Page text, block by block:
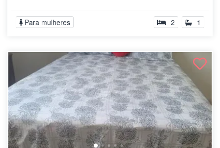
Para mulheres 2 1